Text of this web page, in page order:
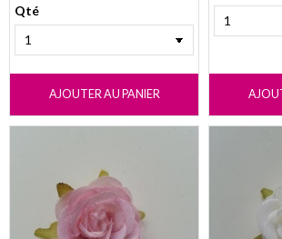
Qté
AJOUTER AU PANIER